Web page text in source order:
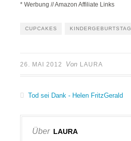
* Werbung // Amazon Affiliate Links
CUPCAKES KINDERGEBURTSTAG
26. MAI 2012 Von LAURA
Tod sei Dank - Helen FritzGerald
Über LAURA